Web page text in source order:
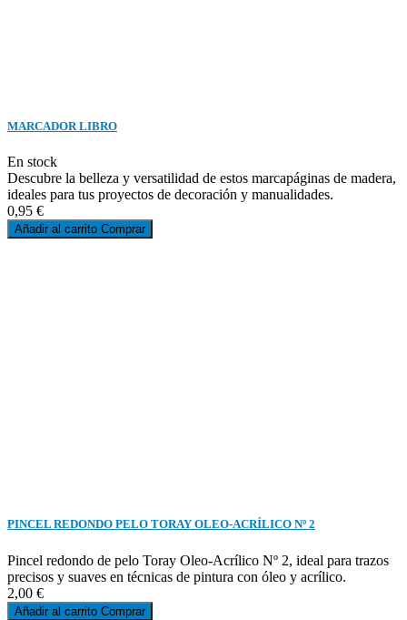
MARCADOR LIBRO
En stock
Descubre la belleza y versatilidad de estos marcapáginas de madera,
ideales para tus proyectos de decoración y manualidades.
0,95 €
Añadir al carrito Comprar
PINCEL REDONDO PELO TORAY OLEO-ACRÍLICO Nº 2
Pincel redondo de pelo Toray Oleo-Acrílico Nº 2, ideal para trazos
precisos y suaves en técnicas de pintura con óleo y acrílico.
2,00 €
Añadir al carrito Comprar